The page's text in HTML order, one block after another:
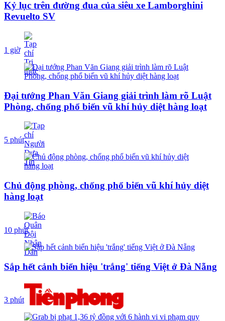
Kỷ lục trên đường đua của siêu xe Lamborghini
Revuelto SV
1 giờ
Đại tướng Phan Văn Giang giải trình làm rõ Luật
Phòng, chống phổ biến vũ khí hủy diệt hàng loạt
5 phút
Chủ động phòng, chống phổ biến vũ khí hủy diệt
hàng loạt
10 phút
Sắp hết cảnh biển hiệu 'trắng' tiếng Việt ở Đà Nẵng
3 phút